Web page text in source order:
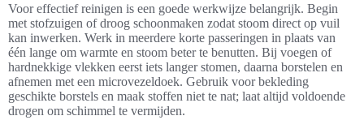
Voor effectief reinigen is een goede werkwijze belangrijk. Begin
met stofzuigen of droog schoonmaken zodat stoom direct op vuil
kan inwerken. Werk in meerdere korte passeringen in plaats van
één lange om warmte en stoom beter te benutten. Bij voegen of
hardnekkige vlekken eerst iets langer stomen, daarna borstelen en
afnemen met een microvezeldoek. Gebruik voor bekleding
geschikte borstels en maak stoffen niet te nat; laat altijd voldoende
drogen om schimmel te vermijden.